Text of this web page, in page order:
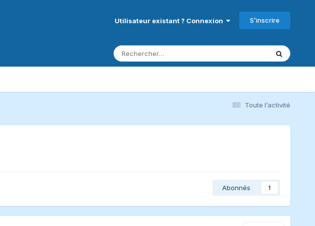
Utilisateur existant ? Connexion S’inscrire
Toute l’activité
Abonnés 1